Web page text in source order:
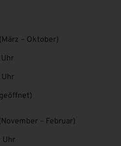
– Oktober)
– Februar)
Uhr